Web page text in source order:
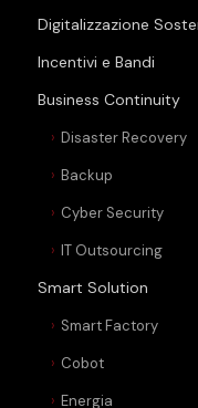
Digitalizzazione
Incentivi e Bandi
Business Continuity
Disaster Recovery
Backup
Cyber Security
IT Outsourcing
Smart Solution
Smart Factory
Cobot
Energia